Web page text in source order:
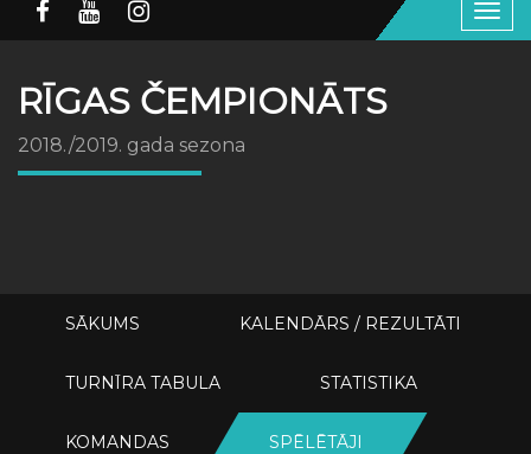
RĪGAS ČEMPIONĀTS
2018./2019. gada sezona
SĀKUMS KALENDĀRS / REZULTĀTI
TURNĪRA TABULA STATISTIKA
KOMANDAS SPĒLĒTĀJI